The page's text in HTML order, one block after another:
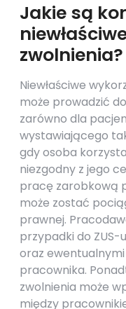
Jakie są
zwolnienia?
Niewłaściwe
może prowadzić
zarówno dla
wystawiającego
gdy osoba
niezgodny z jego
pracę zarobkową
może zostać
prawnej.
przypadki do
oraz
pracownika.
zwolnienia może
między